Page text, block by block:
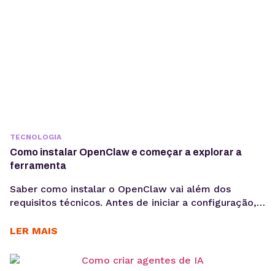
TECNOLOGIA
Como instalar OpenClaw e começar a explorar a
ferramenta
Saber como instalar o OpenClaw vai além dos
requisitos técnicos. Antes de iniciar a configuração,
casos de uso e como a ferramenta pode contribuir
OpenClaw centraliza a criação e operação de
LER MAIS